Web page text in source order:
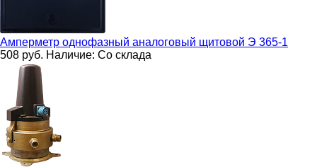
Амперметр однофазный аналоговый щитовой Э 365-1
508 руб. Наличие: Со склада